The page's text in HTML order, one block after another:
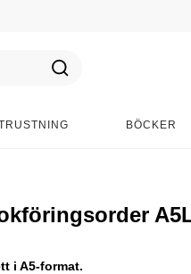
BÖCKER
i A5-format.